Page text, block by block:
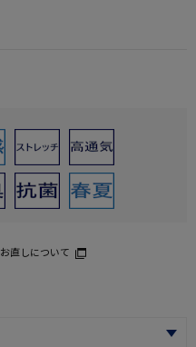
お直しについて